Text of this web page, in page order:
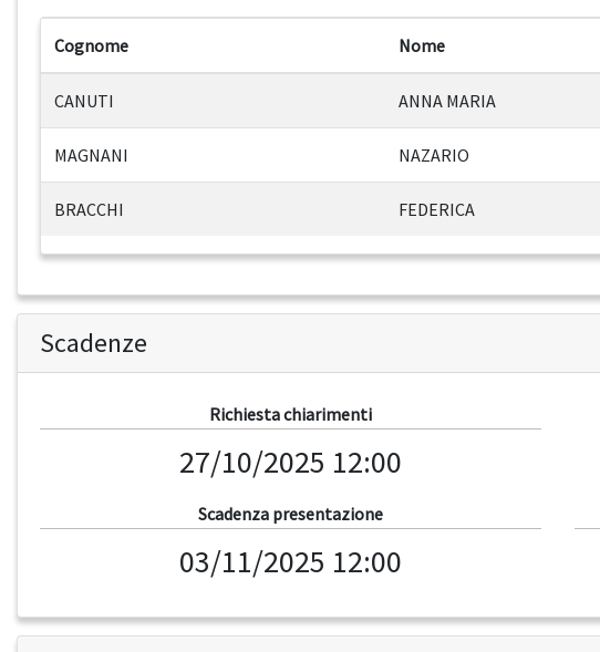
Cognome Nome
CANUTI ANNA MARIA
MAGNANI NAZARIO
BRACCHI FEDERICA
Scadenze
Richiesta chiarimenti
27/10/2025 12:00
Scadenza presentazione
03/11/2025 12:00